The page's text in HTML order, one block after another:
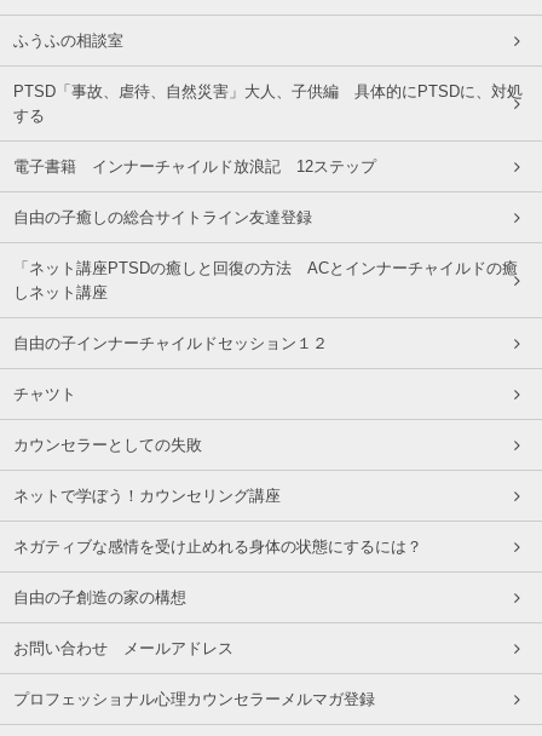
ふうふの相談室
PTSD「事故、虐待、自然災害」大人、子供編 具体的にPTSDに、対処
する
電子書籍 インナーチャイルド放浪記 12ステップ
自由の子癒しの総合サイトライン友達登録
「ネット講座PTSDの癒しと回復の方法 ACとインナーチャイルドの癒
しネット講座
自由の子インナーチャイルドセッション１２
チャツト
カウンセラーとしての失敗
ネットで学ぼう！カウンセリング講座
ネガティブな感情を受け止めれる身体の状態にするには？
自由の子創造の家の構想
お問い合わせ メールアドレス
プロフェッショナル心理カウンセラーメルマガ登録